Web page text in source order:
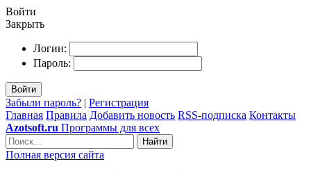
Войти
Закрыть
Логин:
Пароль:
Войти
Забыли пароль? | Регистрация
Главная Правила Добавить новость RSS-подписка Контакты
Azotsoft.ru Программы для всех
Найти
Полная версия сайта